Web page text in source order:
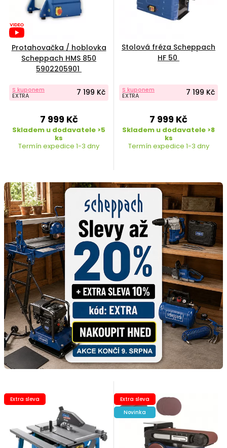
Protahovačka / hoblovka
Scheppach HMS 850
5902205901
S kuponem
EXTRA 7 199 Kč
7 999 Kč
Skladem u dodavatele >5
ks
Termín expedice 1-3 dny
Stolová fréza Scheppach
HF 50
S kuponem
EXTRA 7 199 Kč
7 999 Kč
Skladem u dodavatele >8
ks
Termín expedice 1-3 dny
Extra sleva
Extra sleva
Novinka